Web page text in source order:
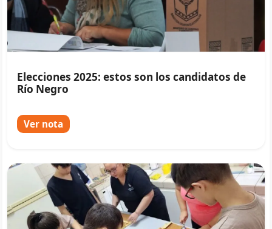
Elecciones 2025: estos son los candidatos de
Río Negro
Ver nota